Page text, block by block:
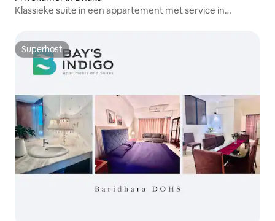
Klassieke suite in een appartement met service in
Superhost
Superhost